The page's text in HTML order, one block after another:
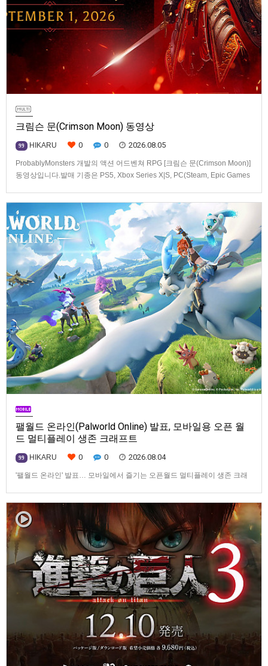
크림슨 문(Crimson Moon) 동영상
99 HIKARU 0 0 2026.08.05
ProbablyMonsters 개발의 액션 어드벤쳐 RPG [크림슨 문(Crimson Moon)]
동영상입니다.발매 기종은 PS5, Xbox Series X|S, PC(Steam, Epic Games
팰월드 온라인(Palworld Online) 발표, 모바일용 오픈 월
드 멀티플레이 생존 크래프트
99 HIKARU 0 0 2026.08.04
'팰월드 온라인' 발표… 모바일에서 즐기는 오픈월드 멀티플레이 생존 크래
인Pocketpair의 정식 라이선스를 받아, 글로벌 히트작 '팰월드(Palworld)'를
기반으로 한…